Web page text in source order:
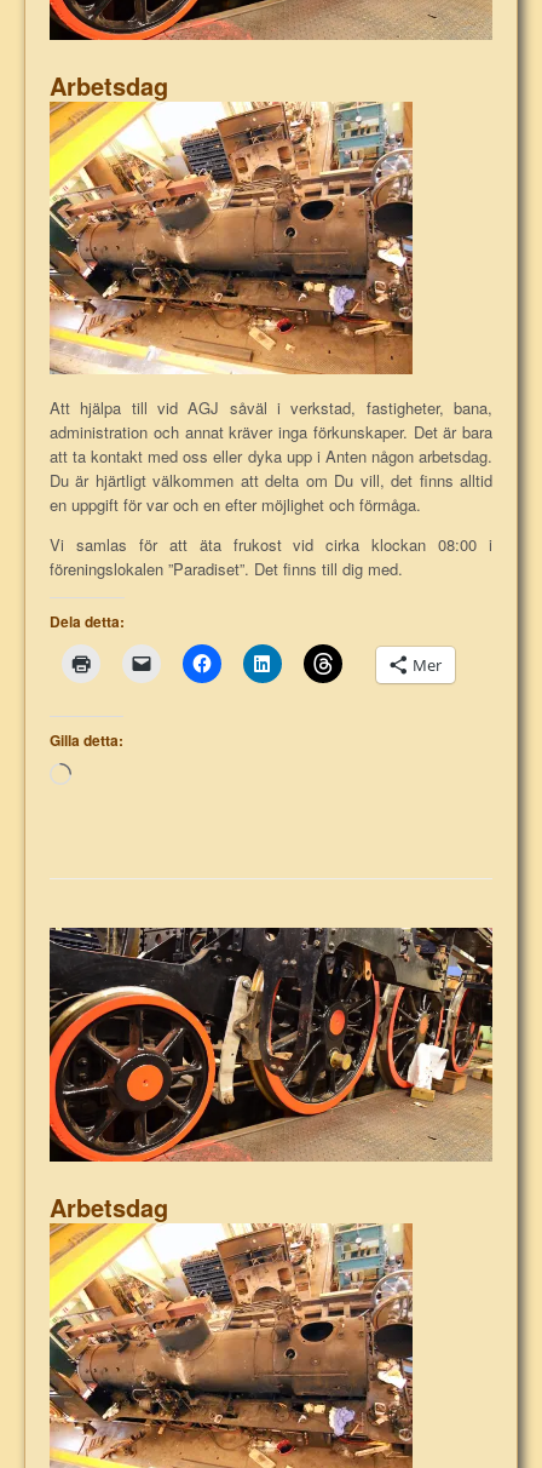
Arbetsdag
Att hjälpa till vid AGJ såväl i verkstad, fastigheter, bana,
administration och annat kräver inga förkunskaper. Det är bara
att ta kontakt med oss eller dyka upp i Anten någon arbetsdag.
Du är hjärtligt välkommen att delta om Du vill, det finns alltid
en uppgift för var och en efter möjlighet och förmåga.
Vi samlas för att äta frukost vid cirka klockan 08:00 i
föreningslokalen ”Paradiset”. Det finns till dig med.
Dela detta:
Mer
Gilla detta:
Laddar
Arbetsdag